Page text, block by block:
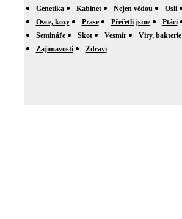
Genetika
Kabinet Nejen vědou Osli
Ovce, kozy
Prase Přečetli jsme Ptáci
Semináře
Skot Vesmír
Viry, bakterie
Zajímavosti
Zdraví